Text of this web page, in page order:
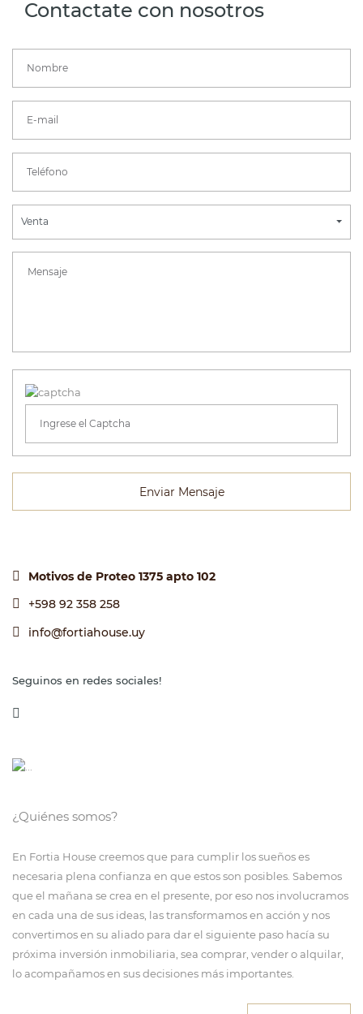
Contactate con nosotros
Venta
Enviar Mensaje
Motivos de Proteo 1375 apto 102
+598 92 358 258
info@fortiahouse.uy
Seguinos en redes sociales!
¿Quiénes somos?
En Fortia House creemos que para cumplir los sueños es
necesaria plena confianza en que estos son posibles. Sabemos
que el mañana se crea en el presente, por eso nos involucramos
en cada una de sus ideas, las transformamos en acción y nos
convertimos en su aliado para dar el siguiente paso hacía su
próxima inversión inmobiliaria, sea comprar, vender o alquilar,
lo acompañamos en sus decisiones más importantes.